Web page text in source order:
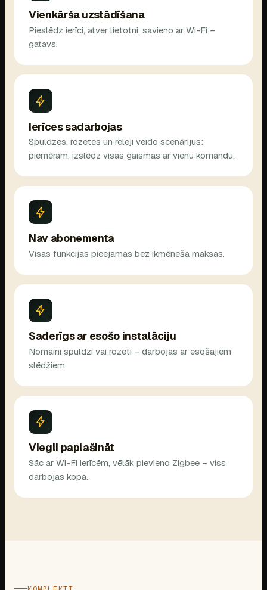
Vienkārša uzstādīšana
Pieslēdz ierīci, atver lietotni, savieno ar Wi-Fi –
gatavs.
Ierīces sadarbojas
Spuldzes, rozetes un releji veido scenārijus:
piemēram, izslēdz visas gaismas ar vienu komandu.
Nav abonementa
Visas funkcijas pieejamas bez ikmēneša maksas.
Saderīgs ar esošo instalāciju
Nomaini spuldzi vai rozeti – darbojas ar esošajiem
slēdžiem.
Viegli paplašināt
Sāc ar Wi-Fi ierīcēm, vēlāk pievieno Zigbee – viss
darbojas kopā.